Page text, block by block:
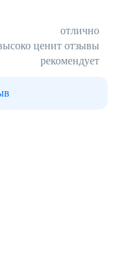
отлично
ценит отзывы
рекомендует